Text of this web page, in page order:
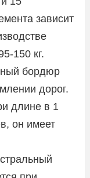
зависит
150 кг.
бордюр
дорог.
длине в 1
он имеет